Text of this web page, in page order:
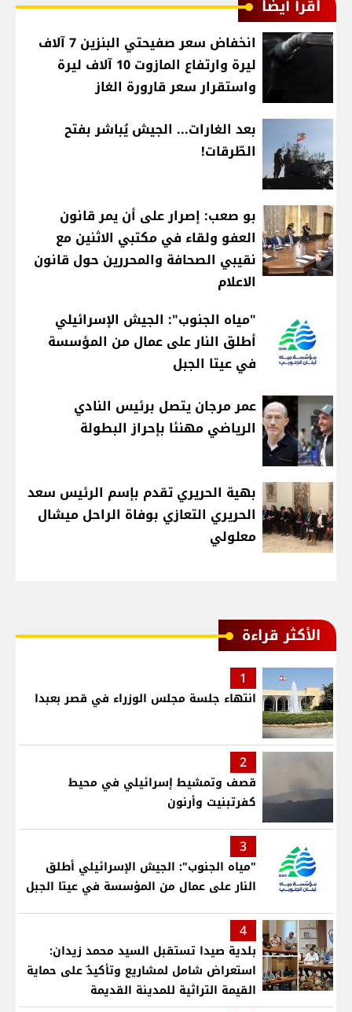
اقرأ أيضا
انخفاض سعر صفيحتي البنزين 7 آلاف
ليرة وارتفاع المازوت 10 آلاف ليرة
واستقرار سعر قارورة الغاز
بعد الغارات... الجيش يُباشر بفتح
الطّرقات!
بو صعب: إصرار على أن يمر قانون
العفو ولقاء في مكتبي الاثنين مع
نقيبي الصحافة والمحررين حول قانون
الاعلام
"مياه الجنوب": الجيش الإسرائيلي
أطلق النار على عمال من المؤسسة
في عيتا الجبل
عمر مرجان يتصل برئيس النادي
الرياضي مهنئا بإحراز البطولة
بهية الحريري تقدم بإسم الرئيس سعد
الحريري التعازي بوفاة الراحل ميشال
معلولي
الأكثر قراءة
1
انتهاء جلسة مجلس الوزراء في قصر بعبدا
2
قصف وتمشيط إسرائيلي في محيط
كفرتبنيت وأرنون
3
"مياه الجنوب": الجيش الإسرائيلي أطلق
النار على عمال من المؤسسة في عيتا الجبل
4
بلدية صيدا تستقبل السيد محمد زيدان:
استعراض شامل لمشاريع وتأكيدٌ على حماية
القيمة التراثية للمدينة القديمة